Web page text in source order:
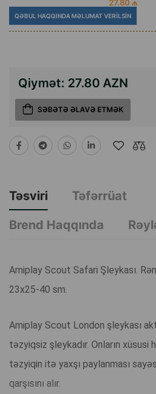
27.80 ₼
QƏBUL HAQQINDA MƏLUMAT VERILSIN
Qiymət: 27.80 AZN
SƏBƏTƏ ƏLAVƏ ETMƏK
Təsviri
Təfərrüat
Brend Haqqında
Amiplay Scout Safari Şleykası.
23x25-40 sm.
Amiplay Scout London şleykası
təzyiqsiz şleykadır. Onların xüsusi
təzyiqin itə yaxşı paylanması
qarşısını alır.